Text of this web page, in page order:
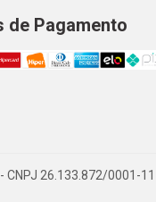
de Pagamento
CNPJ 26.133.872/0001-11